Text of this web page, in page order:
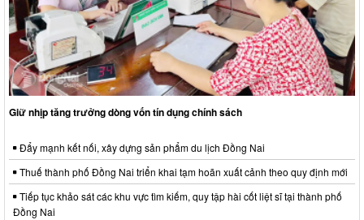
Giữ nhịp tăng trưởng dòng vốn tín dụng chính sách
Đẩy mạnh kết nối, xây dựng sản phẩm du lịch Đồng Nai
Thuế thành phố Đồng Nai triển khai tạm hoãn xuất cảnh theo quy định mới
Tiếp tục khảo sát các khu vực tìm kiếm, quy tập hài cốt liệt sĩ tại thành phố
Đồng Nai